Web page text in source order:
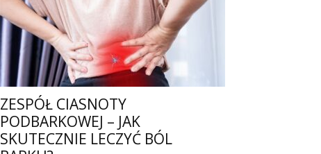
ZESPÓŁ CIASNOTY
PODBARKOWEJ – JAK
SKUTECZNIE LECZYĆ BÓL